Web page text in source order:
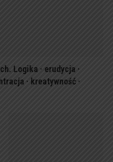
Logika · erudycja ·
· kreatywność ·